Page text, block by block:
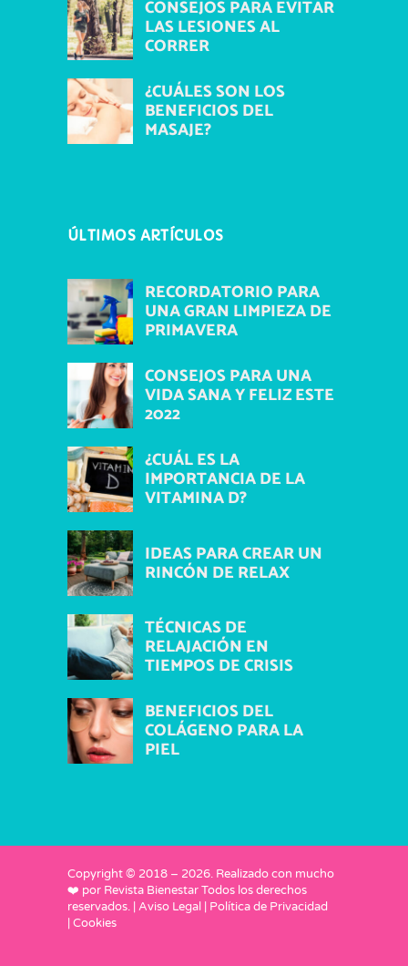
CONSEJOS PARA EVITAR
LAS LESIONES AL
CORRER
¿CUÁLES SON LOS
BENEFICIOS DEL
MASAJE?
ÚLTIMOS ARTÍCULOS
RECORDATORIO PARA
UNA GRAN LIMPIEZA DE
PRIMAVERA
CONSEJOS PARA UNA
VIDA SANA Y FELIZ ESTE
2022
¿CUÁL ES LA
IMPORTANCIA DE LA
VITAMINA D?
IDEAS PARA CREAR UN
RINCÓN DE RELAX
TÉCNICAS DE
RELAJACIÓN EN
TIEMPOS DE CRISIS
BENEFICIOS DEL
COLÁGENO PARA LA
PIEL
Copyright © 2018 – 2026. Realizado con mucho
❤️ por Revista BienestarTodos los derechos
reservados. |Aviso Legal | Política de Privacidad
|Cookies